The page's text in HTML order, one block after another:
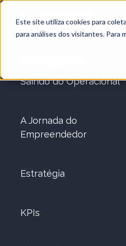
Este site utiliza cookies para
para análises dos visitantes. Para
Saindo do Operacional
A Jornada do
Empreendedor
Estratégia
KPIs